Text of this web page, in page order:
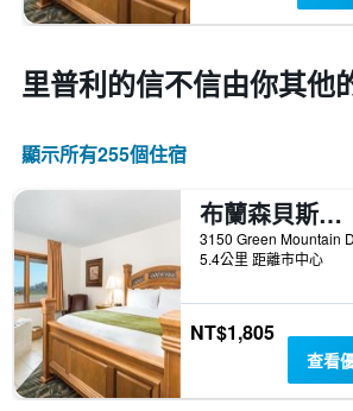
里普利的信不信由你​其他
顯示所有255​個住宿
布蘭森貝斯特酒店
5.4公里 距離市中心
NT$1,805
查看